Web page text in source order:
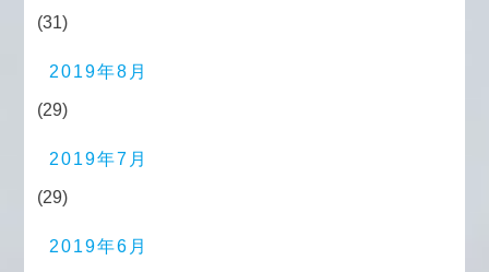
(31)
2019年8月
(29)
2019年7月
(29)
2019年6月